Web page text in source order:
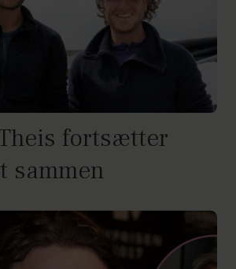
fortsætter
sammen